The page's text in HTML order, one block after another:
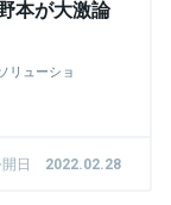
本が大激論
リューショ
日 2022.02.28